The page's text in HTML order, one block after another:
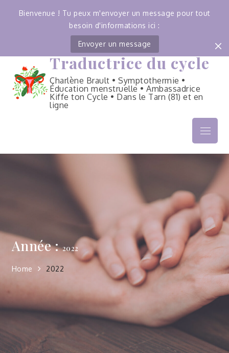
Bienvenue ! Tu peux m'envoyer un message pour tout
besoin d'informations ici :
Envoyer un message
content
Traductrice du cycle
Charlène Brault • Symptothermie •
Éducation menstruelle • Ambassadrice
Kiffe ton Cycle • Dans le Tarn (81) et en
ligne
Menu
Année :2022
Home 2022